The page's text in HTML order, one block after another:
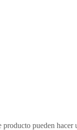
producto pueden hacer